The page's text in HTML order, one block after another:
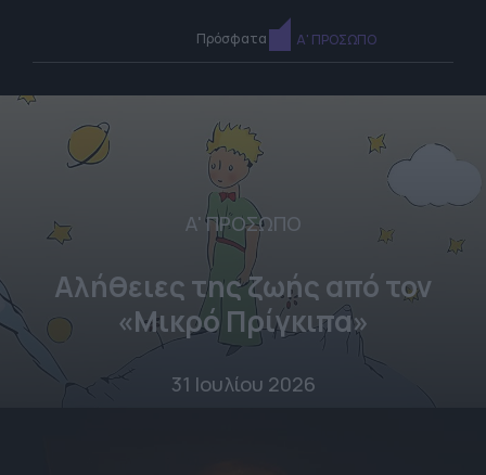
Πρόσφατα Α' ΠΡΟΣΩΠΟ
Α' ΠΡΟΣΩΠΟ
Αλήθειες της ζωής από τον
«Μικρό Πρίγκιπα»
31 Ιουλίου 2026